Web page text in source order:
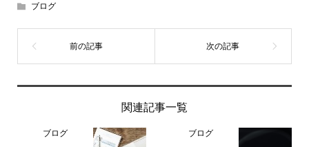
ブログ
関連記事一覧
ブログ ブログ